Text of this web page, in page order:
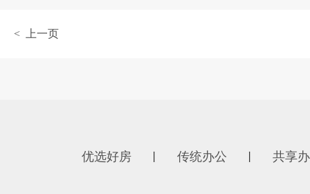
< 上一页
优选好房 传统办公 共享